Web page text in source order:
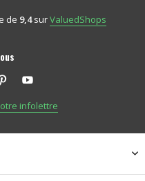
de 9,4surValuedShops
infolettre